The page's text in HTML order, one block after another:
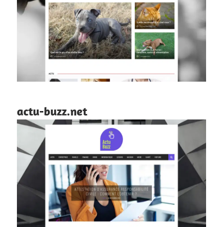
actu-buzz.net